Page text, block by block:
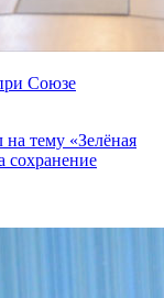
Союзе
тему «Зелёная
сохранение